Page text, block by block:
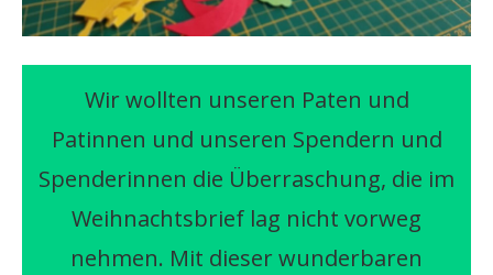
Wir wollten unseren Paten und
Patinnen und unseren Spendern und
Spenderinnen die Überraschung, die im
Weihnachtsbrief lag nicht vorweg
nehmen. Mit dieser wunderbaren